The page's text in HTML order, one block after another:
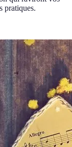
pratiques.